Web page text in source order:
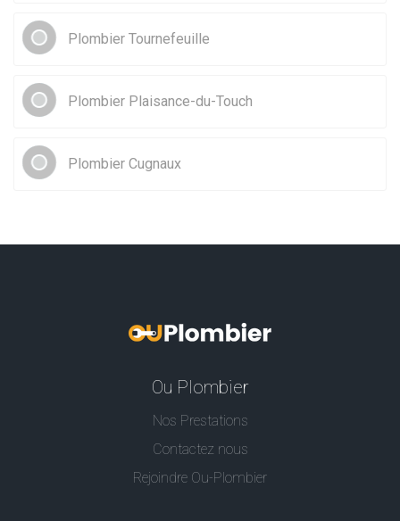
Plombier Tournefeuille
Plombier Plaisance-du-Touch
Plombier Cugnaux
Ou Plombier
Nos Prestations
Contactez nous
Rejoindre Ou-Plombier